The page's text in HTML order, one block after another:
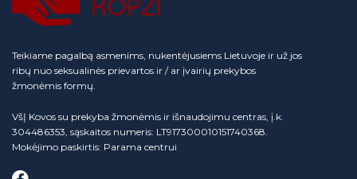
Teikiame pagalbą asmenims, nukentėjusiems Lietuvoje ir už jos
ribų nuo seksualinės prievartos ir / ar įvairių prekybos
žmonėmis formų.
VšĮ Kovos su prekyba žmonėmis ir išnaudojimu centras, į.k.
304486353, sąskaitos numeris: LT917300010151740368.
Mokėjimo paskirtis: Parama centrui